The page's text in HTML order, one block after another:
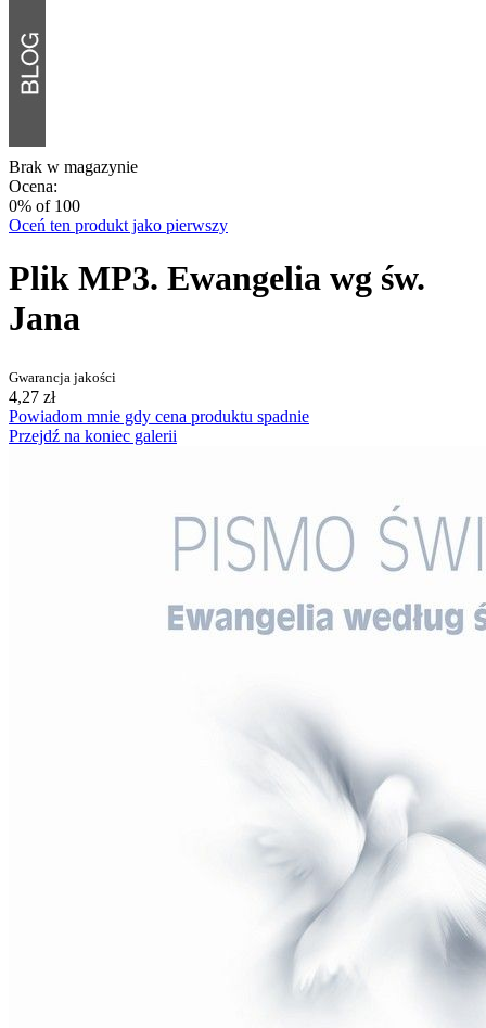
Brak w magazynie
Ocena:
0% of 100
Oceń ten produkt jako pierwszy
Plik MP3. Ewangelia wg św.
Jana
Gwarancja jakości
4,27 zł
Powiadom mnie gdy cena produktu spadnie
Przejdź na koniec galerii